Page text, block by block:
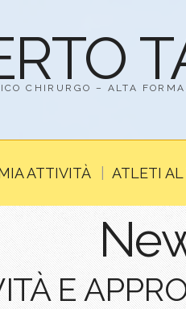
CHIRURGO – ALTA
ATTIVITÀ ATLETI
E